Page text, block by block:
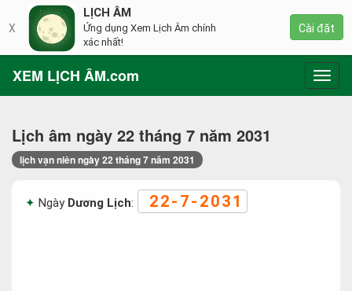
XEM LỊCH ÂM.com
Lịch âm ngày 22 tháng 7 năm 2031
lịch vạn niên ngày 22 tháng 7 năm 2031
Ngày Dương Lịch: 22-7-2031
X
LỊCH ÂM
Ứng dụng Xem Lịch Âm chính
xác nhất!
Cài đặt